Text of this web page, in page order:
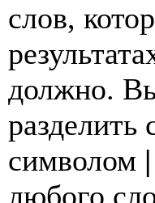
слов,
должно.
разделить
символом |
любого